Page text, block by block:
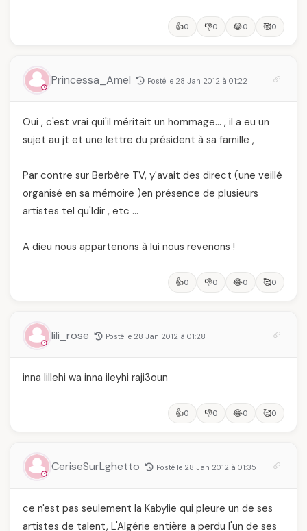
👍0 👎0 😂0 🥰0
Princessa_Amel Posté le 28 Jan 2012 à 01:22
Oui , c'est vrai qui'il méritait un hommage… , il a eu un
sujet au jt et une lettre du président à sa famille ,
Par contre sur Berbère TV, y'avait des direct (une veillé
organisé en sa mémoire )en présence de plusieurs
artistes tel qu'Idir , etc …
A dieu nous appartenons à lui nous revenons !
👍0 👎0 😂0 🥰0
lili_rose Posté le 28 Jan 2012 à 01:28
inna lillehi wa inna ileyhi raji3oun
👍0 👎0 😂0 🥰0
CeriseSurLghetto Posté le 28 Jan 2012 à 01:35
ce n'est pas seulement la Kabylie qui pleure un de ses
artistes de talent, L'Algérie entière a perdu l'un de ses